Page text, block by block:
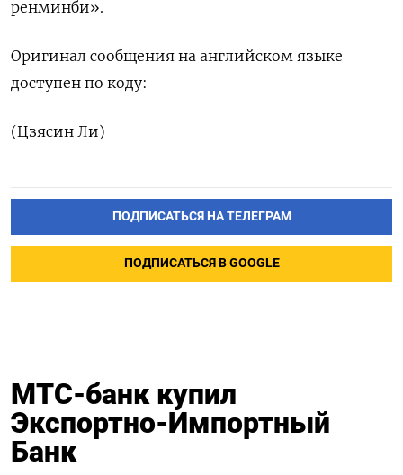
ренминби».
Оригинал сообщения на английском языке
доступен по коду:
(Цзясин Ли)
ПОДПИСАТЬСЯ НА ТЕЛЕГРАМ
ПОДПИСАТЬСЯ В GOOGLE
МТС-банк купил
Экспортно-Импортный
Банк